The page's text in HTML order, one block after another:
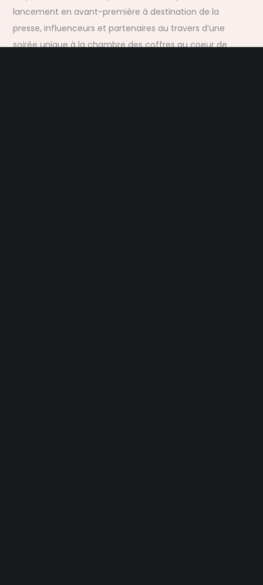
lancement en avant-première à destination de la
presse, influenceurs et partenaires au travers d’une
soirée unique à la chambre des coffres au coeur de